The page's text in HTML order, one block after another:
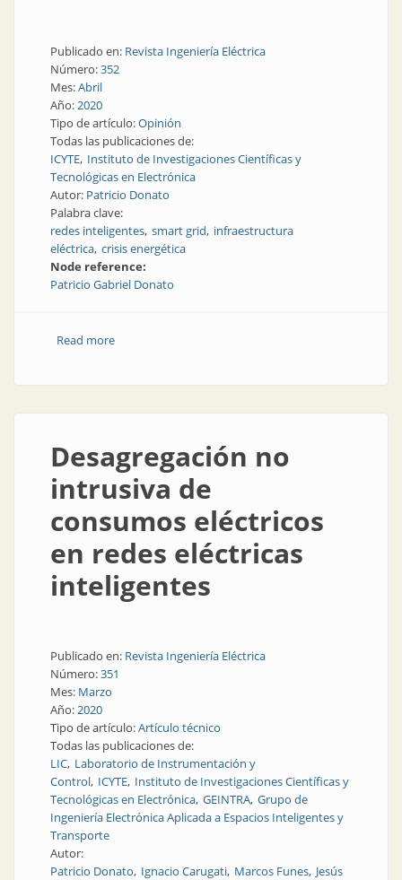
Publicado en: Revista Ingeniería Eléctrica
Número:352
Mes:Abril
Año:2020
Tipo de artículo:Opinión
Todas las publicaciones de:
ICYTE Instituto de Investigaciones Científicas y
Tecnológicas en Electrónica
Autor: Patricio Donato
Palabra clave:
redes inteligentes smart grid infraestructura
eléctrica crisis energética
Node reference:
Patricio Gabriel Donato
Read moreabout La crisis del virus Corona podría promover las
Desagregación no
intrusiva de
consumos eléctricos
en redes eléctricas
inteligentes
Publicado en: Revista Ingeniería Eléctrica
Número:351
Mes: Marzo
Año:2020
Tipo de artículo:Artículo técnico
Todas las publicaciones de:
LIC Laboratorio de Instrumentación y
Control ICYTE Instituto de Investigaciones Científicas y
Tecnológicas en Electrónica GEINTRA Grupo de
Ingeniería Electrónica Aplicada a Espacios Inteligentes y
Transporte
Autor:
Patricio Donato Ignacio Carugati Marcos Funes Jesús